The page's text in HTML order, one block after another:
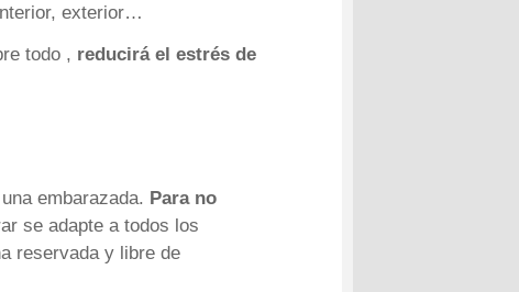
exterior…
todo , reducirá el estrés de
embarazada. Para no
se adapte a todos los
reservada y libre de